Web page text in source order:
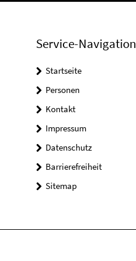
Service-Navigation
Startseite
Personen
Kontakt
Impressum
Datenschutz
Barrierefreiheit
Sitemap